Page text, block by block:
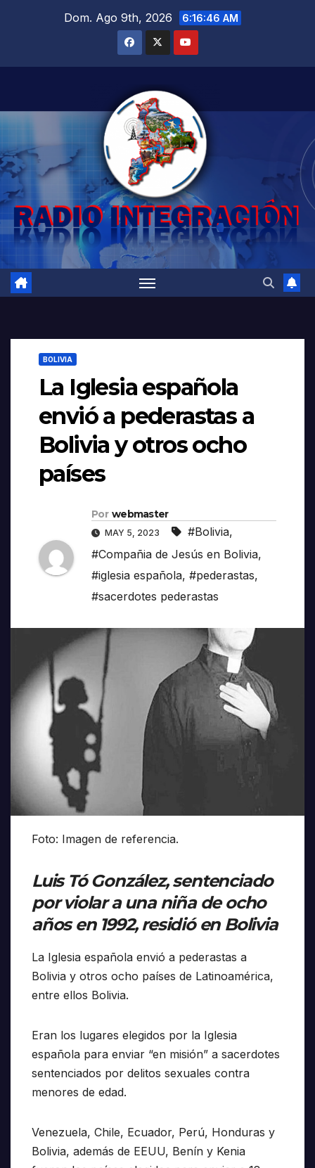
Dom. Ago 9th, 2026 6:16:47 AM
BOLIVIA
La Iglesia española
envió a pederastas a
Bolivia y otros ocho
países
Por webmaster
MAY 5, 2023 #Bolivia,
#Compañia de Jesús en Bolivia,
#iglesia española, #pederastas,
#sacerdotes pederastas
Foto: Imagen de referencia.
Luis Tó González, sentenciado
por violar a una niña de ocho
años en 1992, residió en Bolivia
La Iglesia española envió a pederastas a
Bolivia y otros ocho países de Latinoamérica,
entre ellos Bolivia.
Eran los lugares elegidos por la Iglesia
española para enviar “en misión” a sacerdotes
sentenciados por delitos sexuales contra
menores de edad.
Venezuela, Chile, Ecuador, Perú, Honduras y
Bolivia, además de EEUU, Benín y Kenia